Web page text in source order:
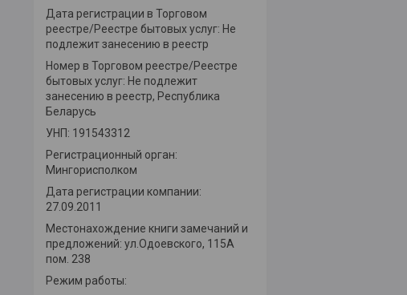
Дата регистрации в Торговом
реестре/Реестре бытовых услуг: Не
подлежит занесению в реестр
Номер в Торговом реестре/Реестре
бытовых услуг: Не подлежит
занесению в реестр, Республика
Беларусь
УНП: 191543312
Регистрационный орган:
Мингорисполком
Дата регистрации компании:
27.09.2011
Местонахождение книги замечаний и
предложений: ул.Одоевского, 115А
пом. 238
Режим работы: